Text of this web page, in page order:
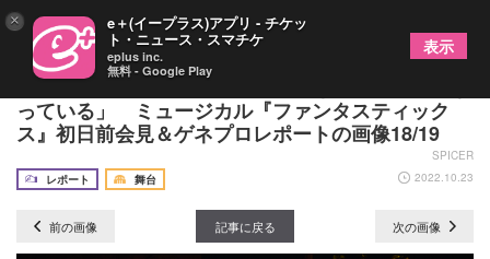
岡宮来夢「僕らのカンパニーでできる最高傑作にな
っている」 ミュージカル『ファンタスティック
ス』初日前会見＆ゲネプロレポートの画像18/19
SPICER
レポート
舞台 2022.10.23
前の画像 記事に戻る 次の画像
× e＋(イープラス)アプリ - チケッ
ト・ニュース・スマチケ
eplus inc.
無料 - Google Play
表示